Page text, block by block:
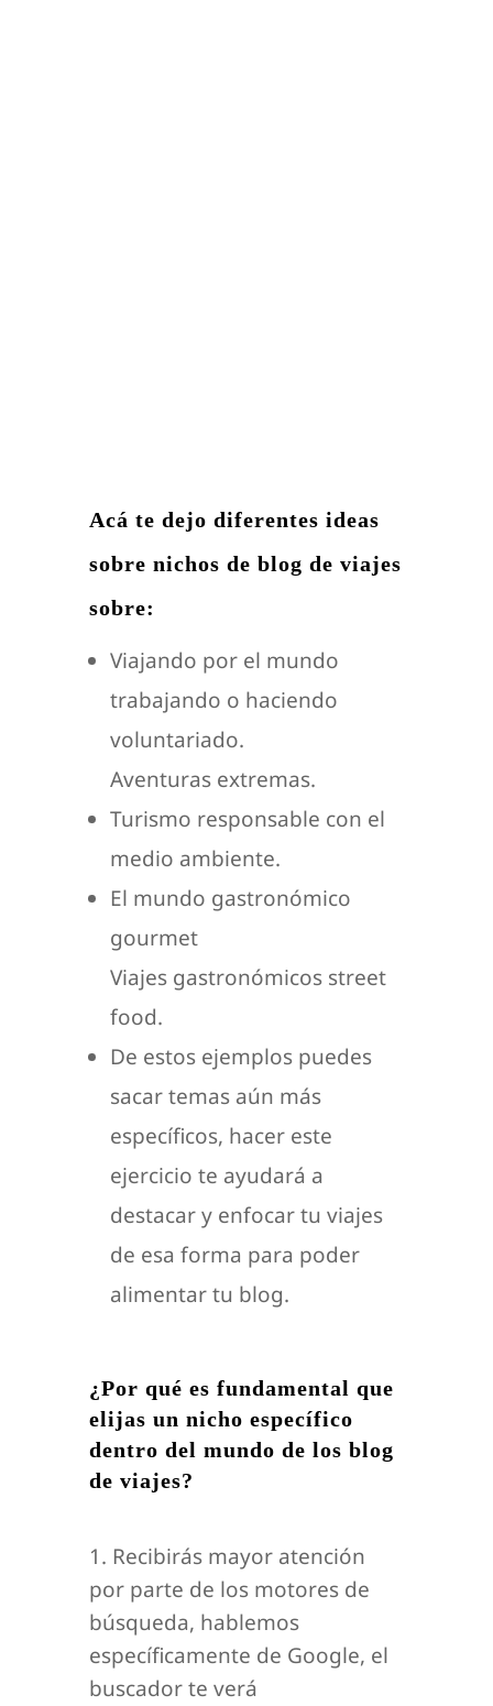
Acá te dejo diferentes ideas
sobre nichos de blog de viajes
sobre:
Viajando por el mundo
trabajando o haciendo
voluntariado.
Aventuras extremas.
Turismo responsable con el
medio ambiente.
El mundo gastronómico
gourmet
Viajes gastronómicos street
food.
De estos ejemplos puedes
sacar temas aún más
específicos, hacer este
ejercicio te ayudará a
destacar y enfocar tu viajes
de esa forma para poder
alimentar tu blog.
¿Por qué es fundamental que
elijas un nicho específico
dentro del mundo de los blog
de viajes?
1. Recibirás mayor atención
por parte de los motores de
búsqueda, hablemos
específicamente de Google, el
buscador te verá